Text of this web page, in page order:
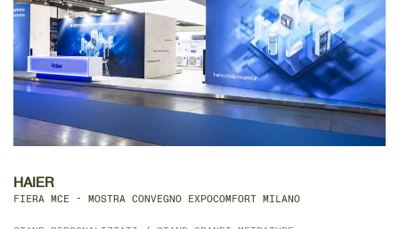
HAIER
FIERA MCE - MOSTRA CONVEGNO EXPOCOMFORT MILANO